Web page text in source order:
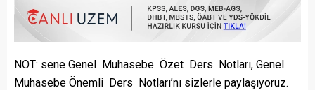
NOT: sene Genel Muhasebe Özet Ders Notları, Genel
Muhasebe Önemli Ders Notları’nı sizlerle paylaşıyoruz.